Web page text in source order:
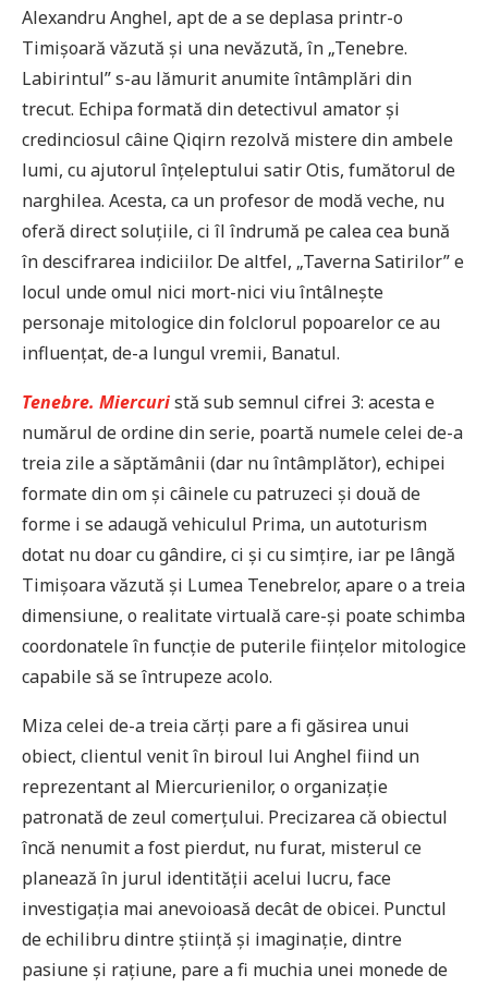
Alexandru Anghel, apt de a se deplasa printr-o
Timișoară văzută și una nevăzută, în „Tenebre.
Labirintul” s-au lămurit anumite întâmplări din
trecut. Echipa formată din detectivul amator și
credinciosul câine Qiqirn rezolvă mistere din ambele
lumi, cu ajutorul înțeleptului satir Otis, fumătorul de
narghilea. Acesta, ca un profesor de modă veche, nu
oferă direct soluțiile, ci îl îndrumă pe calea cea bună
în descifrarea indiciilor. De altfel, „Taverna Satirilor” e
locul unde omul nici mort-nici viu întâlnește
personaje mitologice din folclorul popoarelor ce au
influențat, de-a lungul vremii, Banatul.
Tenebre. Miercuristă sub semnul cifrei 3: acesta e
numărul de ordine din serie, poartă numele celei de-a
treia zile a săptămânii (dar nu întâmplător), echipei
formate din om și câinele cu patruzeci și două de
forme i se adaugă vehiculul Prima, un autoturism
dotat nu doar cu gândire, ci și cu simțire, iar pe lângă
Timișoara văzută și Lumea Tenebrelor, apare o a treia
dimensiune, o realitate virtuală care-și poate schimba
coordonatele în funcție de puterile ființelor mitologice
capabile să se întrupeze acolo.
Miza celei de-a treia cărți pare a fi găsirea unui
obiect, clientul venit în biroul lui Anghel fiind un
reprezentant al Miercurienilor, o organizație
patronată de zeul comerțului. Precizarea că obiectul
încă nenumit a fost pierdut, nu furat, misterul ce
planează în jurul identității acelui lucru, face
investigația mai anevoioasă decât de obicei. Punctul
de echilibru dintre știință și imaginație, dintre
pasiune și rațiune, pare a fi muchia unei monede de